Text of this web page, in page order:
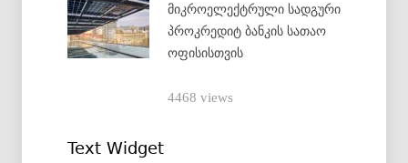
მიკროელექტრული სადგური
პროკრედიტ ბანკის სათაო
ოფისისთვის
4468 views
Text Widget